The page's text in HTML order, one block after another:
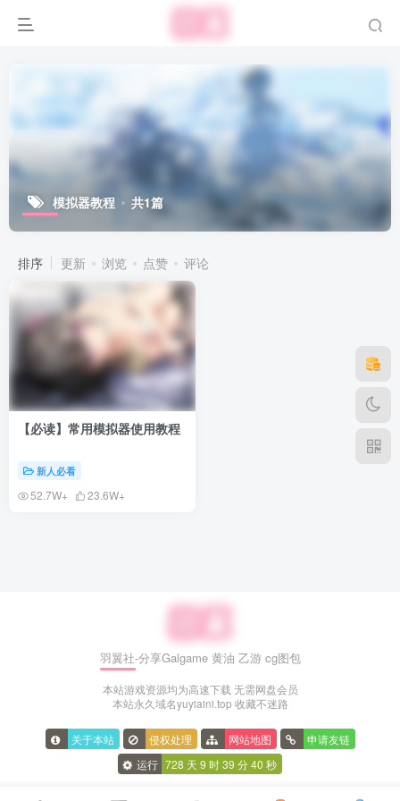
模拟器教程 共1篇
排序 更新 浏览 点赞 评论
【必读】常用模拟器使用教程
新人必看
52.7W+ 23.6W+
羽翼社-分享Galgame 黄油 乙游 cg图包
本站游戏资源均为高速下载 无需网盘会员
本站永久域名yuyiaini.top 收藏不迷路
关于本站 侵权处理 网站地图
申请友链
运行 728 天 9 时39 分41 秒